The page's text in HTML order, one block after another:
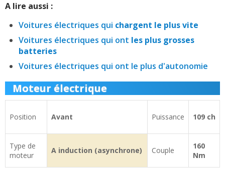
A lire aussi :
Voitures électriques qui chargent le plus vite
Voitures électriques qui ont les plus grosses
batteries
Voitures électriques qui ont le plus d'autonomie
Moteur électrique
Position Avant Puissance 109 ch
Type de
moteur
A induction (asynchrone) Couple
160
Nm